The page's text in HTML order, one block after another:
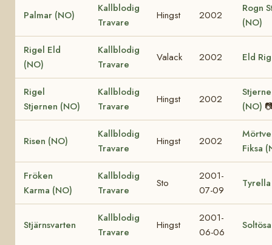
Palmar (NO)
Kallblodig
Travare
Hingst 2002
Rogn
(NO)
Rigel Eld
(NO)
Kallblodig
Travare
Valack 2002 Eld
Rigel
Stjernen (NO)
Kallblodig
Travare
Hingst 2002
(NO)
Risen (NO)
Kallblodig
Travare
Hingst 2002
Fiksa
Fröken
Karma (NO)
Kallblodig
Travare
Sto
2001-
07-09
Stjärnsvarten
Kallblodig
Travare
Hingst
2001-
06-06
Soltösa